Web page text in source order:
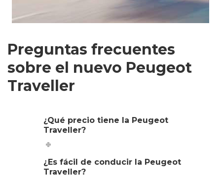
Preguntas frecuentes
sobre el nuevo Peugeot
Traveller
¿Qué precio tiene la Peugeot
Traveller?
¿Es fácil de conducir la Peugeot
Traveller?